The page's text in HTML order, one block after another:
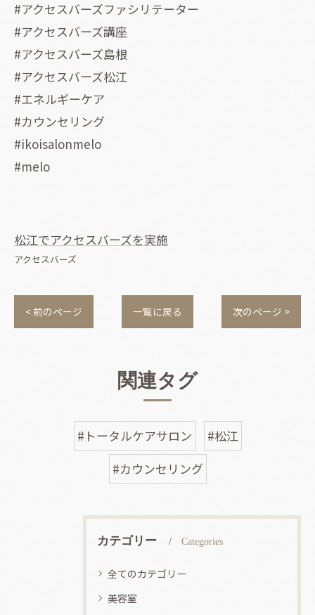
#アクセスバーズファシリテーター
#アクセスバーズ講座
#アクセスバーズ島根
#アクセスバーズ松江
#エネルギーケア
#カウンセリング
#ikoisalonmelo
#melo
松江でアクセスバーズを実施
アクセスバーズ
< 前のページ 一覧に戻る 次のページ >
関連タグ
#トータルケアサロン
#松江
#カウンセリング
カテゴリー Categories
全てのカテゴリー
美容室